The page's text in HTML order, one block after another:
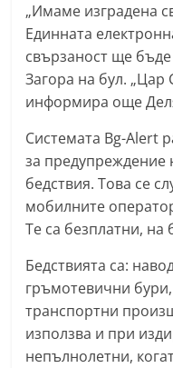
l
e
r
y
k
a
z
a
l
a
k
.
„Имаме изградена
Единната
свързаност ще
Загора на бул.
информира още
Системата Bg-Alert
за предупреждение
бедствия. Това се
мобилните
Те са безплатни, на
Бедствията са:
гръмотевични
транспортни
използва и при
непълнолетни,